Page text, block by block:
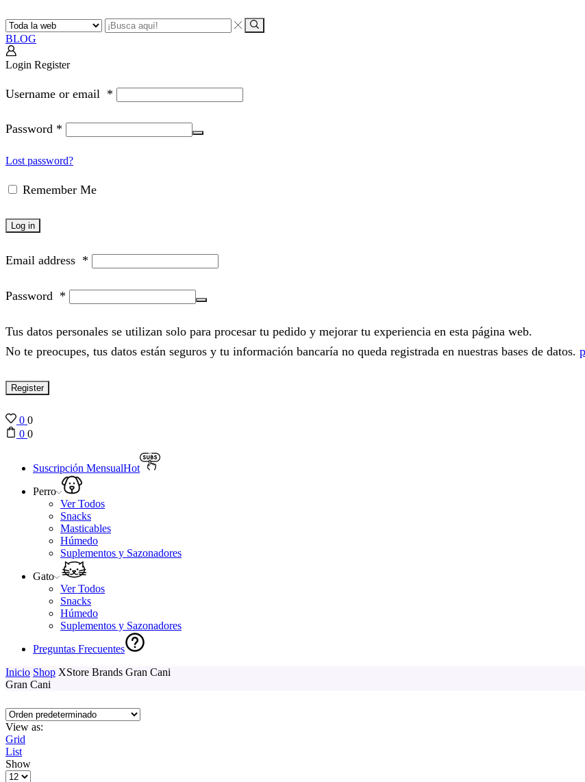
Search
input
Search
BLOG
Login Register
Username or email *
Password *
Lost password?
Remember Me
Log in
Email address *
Password *
Tus datos personales se utilizan solo para procesar tu pedido y mejorar tu experiencia en esta página web.
No te preocupes, tus datos están seguros y tu información bancaría no queda registrada en nuestras bases de datos.
Register
0 0
0 0
Suscripción MensualHot
Perro
Ver Todos
Snacks
Masticables
Húmedo
Suplementos y Sazonadores
Gato
Ver Todos
Snacks
Húmedo
Suplementos y Sazonadores
Preguntas Frecuentes
Inicio Shop XStore Brands Gran Cani
Gran Cani
View as:
Grid
List
Show
Products